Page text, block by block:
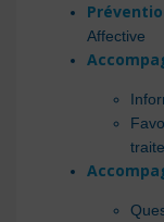
Affective